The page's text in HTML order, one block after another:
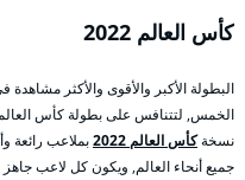
كأس العالم 2022
البطولة الأكبر والأقوى والأكثر
الخمس, لتتنافس على بطولة كأس
نسخةكأس العالم 2022
جميع أنحاء العالم, ويكون كل لاعب